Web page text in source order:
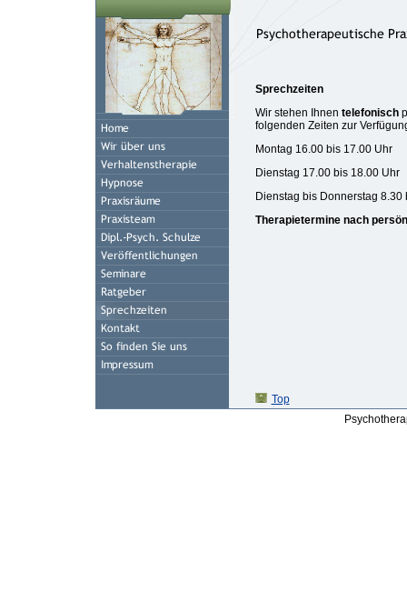
Sprechzeiten
Wir stehen Ihnen telefonisch
folgenden Zeiten zur
Montag 16.00 bis 17.00 Uhr
Dienstag 17.00 bis 18.00 Uhr
Dienstag bis Donnerstag
Therapietermine nach
Top